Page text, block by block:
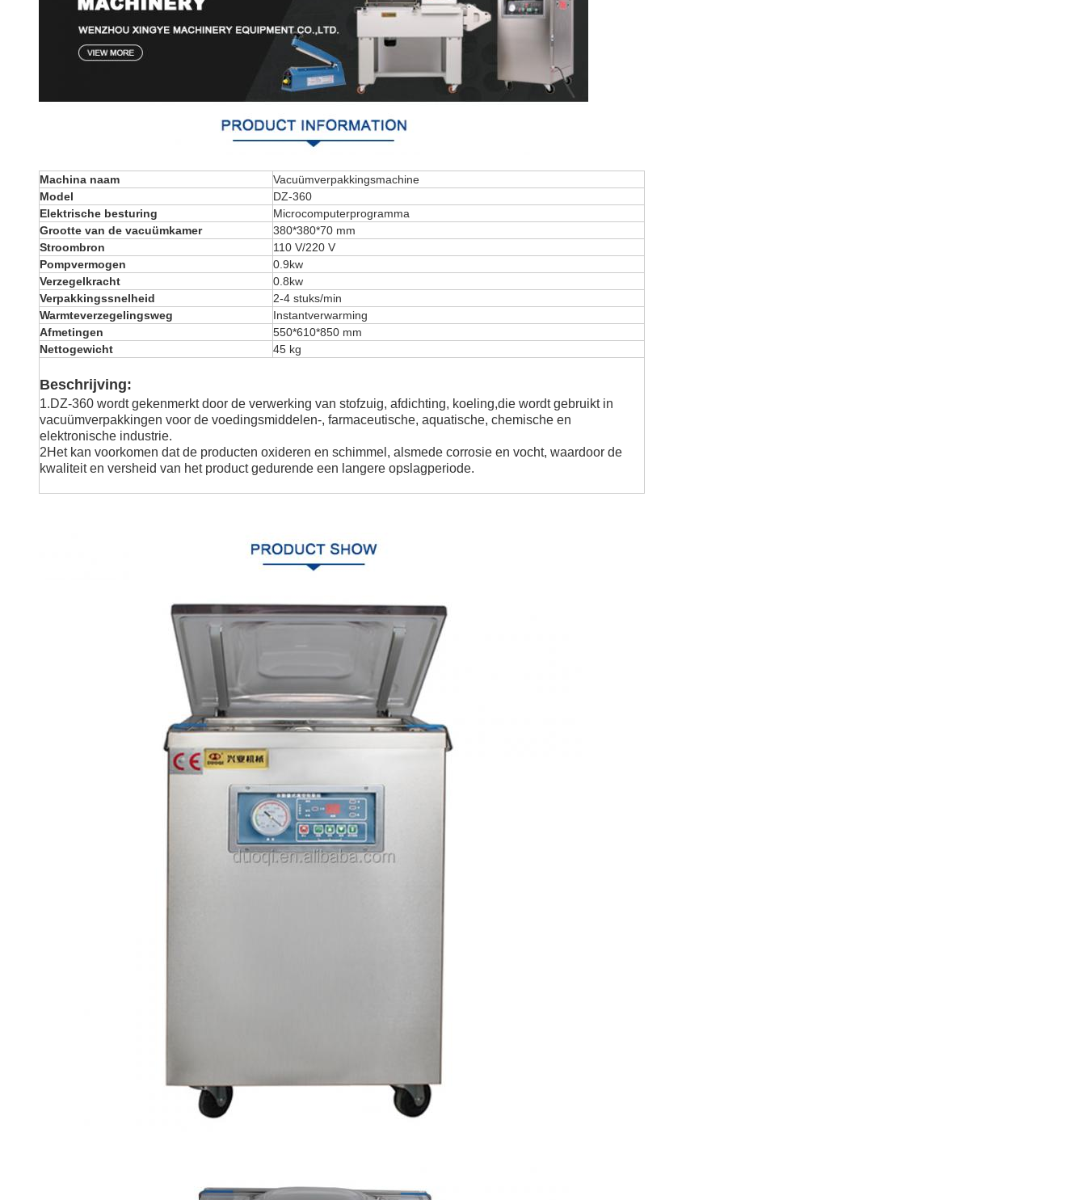
Machina naam
Vacuümverpakkingsmachine
Model
DZ-360
Elektrische besturing
Microcomputerprogramma
Grootte van de vacuümkamer
380*380*70 mm
Stroombron
110 V/220 V
Pompvermogen
0.9kw
Verzegelkracht
0.8kw
Verpakkingssnelheid
2-4 stuks/min
Warmteverzegelingsweg
Instantverwarming
Afmetingen
550*610*850 mm
Nettogewicht
45 kg
Beschrijving:
1.DZ-360 wordt gekenmerkt door de verwerking van stofzuig, afdichting, koeling,die wordt gebruikt in
vacuümverpakkingen voor de voedingsmiddelen-, farmaceutische, aquatische, chemische en
elektronische industrie.
2Het kan voorkomen dat de producten oxideren en schimmel, alsmede corrosie en vocht, waardoor de
kwaliteit en versheid van het product gedurende een langere opslagperiode.